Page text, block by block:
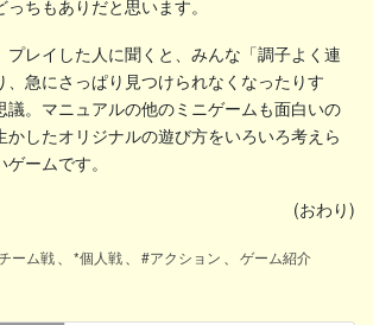
ちもありだと思います。
プレイした人に聞くと、みんな「調子よく連
、急にさっぱり見つけられなくなったりす
議。マニュアルの他のミニゲームも面白いの
かしたオリジナルの遊び方をいろいろ考えら
ームです。
(おわり)
ーム戦 *個人戦 #アクション ゲーム紹介